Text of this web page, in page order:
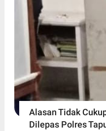
Alasan Tidak
Dilepas Polres